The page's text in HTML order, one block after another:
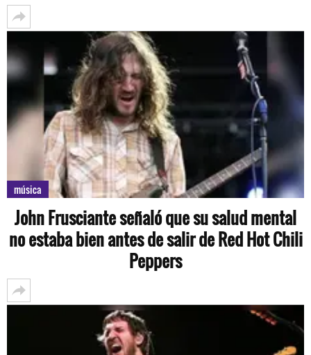
música
John Frusciante señaló que su salud mental
no estaba bien antes de salir de Red Hot Chili
Peppers